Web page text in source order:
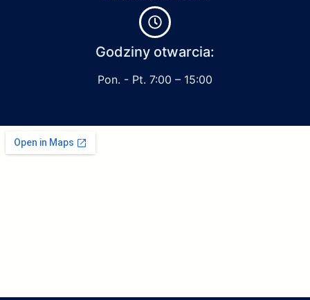
Godziny otwarcia:
Pon. - Pt. 7:00 – 15:00